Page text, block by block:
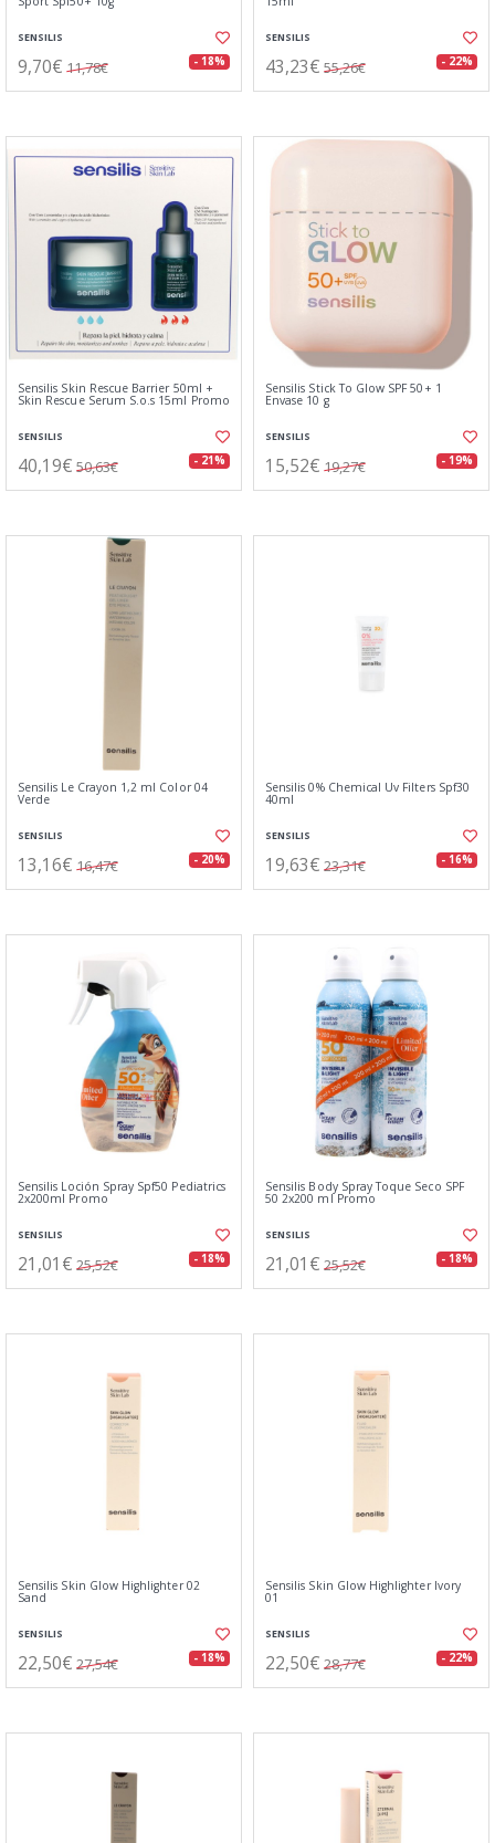
SENSILIS
9,70€ 11,78€ - 18%
SENSILIS
43,23€ 55,26€ - 22%
Sensilis Skin Rescue Barrier 50ml +
Skin Rescue Serum S.o.s 15ml Promo
SENSILIS
40,19€ 50,63€ - 21%
Sensilis Stick To Glow SPF 50+ 1
Envase 10 g
SENSILIS
15,52€ 19,27€ - 19%
Sensilis Le Crayon 1,2 ml Color 04
Verde
SENSILIS
13,16€ 16,47€ - 20%
Sensilis 0% Chemical Uv Filters Spf30
40ml
SENSILIS
19,63€ 23,31€ - 16%
Sensilis Loción Spray Spf50 Pediatrics
2x200ml Promo
SENSILIS
21,01€ 25,52€ - 18%
Sensilis Body Spray Toque Seco SPF
50 2x200 ml Promo
SENSILIS
21,01€ 25,52€ - 18%
Sensilis Skin Glow Highlighter 02
Sand
SENSILIS
22,50€ 27,54€ - 18%
Sensilis Skin Glow Highlighter Ivory
01
SENSILIS
22,50€ 28,77€ - 22%